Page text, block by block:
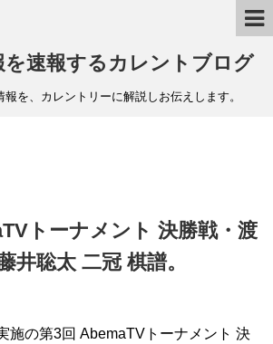
を速報するカレントブログ
を、カレントリーに解説しお伝えします。
トーナメント 決勝戦・渡
井聡太 二冠 棋譜。
施の第3回 AbemaTVトーナメント 決